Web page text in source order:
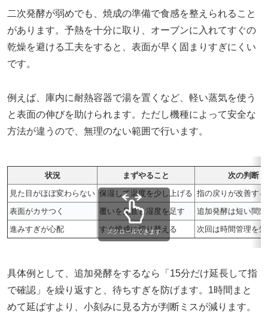
二次発酵が弱めでも、焼成の準備で食感を整えられること
があります。予熱を十分に取り、オーブンに入れてすぐの
乾燥を避ける工夫をすると、表面が早く固まりすぎにくい
です。
例えば、庫内に耐熱容器で湯を置くなど、軽い蒸気を使う
と表面の伸びを助けられます。ただし機種によって安全な
方法が違うので、無理のない範囲で行います。
状況 まずやること
次の判断
見た目がほぼ変わらない 保湿して温度を少し上げる 指の戻りが改善す
表面がカサつく
覆いを見直し湿度を足す
追加発酵は短い間
進みすぎが心配
すぐ焼成に切り替える 次回は時間管理を
スクロールできます
具体例として、追加発酵をするなら「15分だけ延長して指
で確認」を繰り返すと、待ちすぎを防げます。1時間まと
めて延ばすより、小刻みに見る方が判断ミスが減ります。